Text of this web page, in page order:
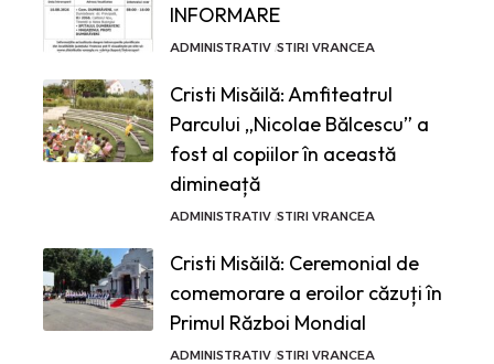
INFORMARE
ADMINISTRATIV STIRI VRANCEA
Cristi Misăilă: Amfiteatrul
Parcului „Nicolae Bălcescu” a
fost al copiilor în această
dimineață
ADMINISTRATIV STIRI VRANCEA
Cristi Misăilă: Ceremonial de
comemorare a eroilor căzuți în
Primul Război Mondial
ADMINISTRATIV STIRI VRANCEA